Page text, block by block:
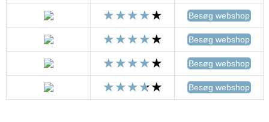
Besøg webshop
Besøg webshop
Besøg webshop
Besøg webshop